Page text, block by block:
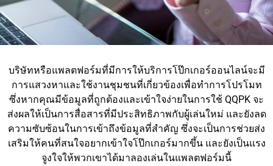
บริษัทหรือแพลตฟอร์มที่มีการให้บริการโป๊กเกอร์ออนไลน์จะมี
การแสวงหาและใช้งานชุมชนที่เกี่ยวข้องเพื่อทำการโปรโมท
ซึ่งหากคุณมีข้อมูลที่ถูกต้องและเข้าใจง่ายในการใช้ QQPK จะ
ส่งผลให้เป็นการสื่อสารที่มีประสิทธิภาพกับผู้เล่นใหม่ และยังลด
ความซับซ้อนในการเข้าถึงข้อมูลที่สำคัญ ซึ่งจะเป็นการช่วยส่ง
เสริมให้คนที่สนใจอยากเข้าใจโป๊กเกอร์มากขึ้น และยังเป็นแรง
จูงใจให้พวกเขาได้มาลองเล่นในแพลตฟอร์มนี้